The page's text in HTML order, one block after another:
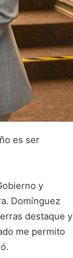
es ser
y
Domínguez
destaque y
me permito